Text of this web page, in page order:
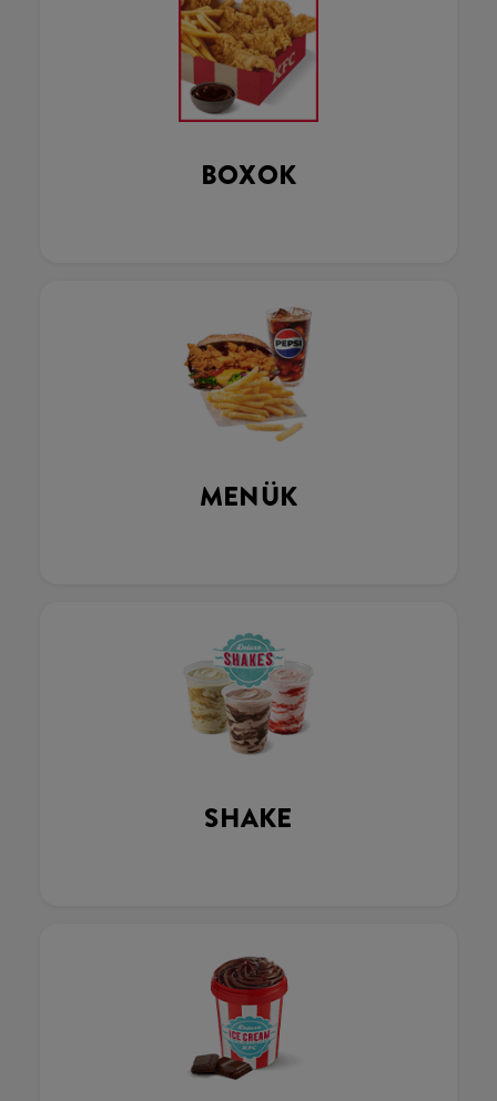
BOXOK
MENÜK
SHAKE